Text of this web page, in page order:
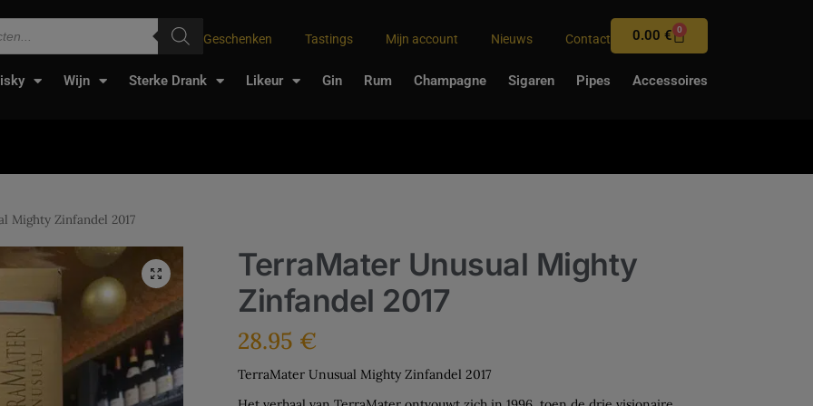
Geschenken Tastings Mijn account Nieuws Contact 0.00€ 0
Wijn Sterke Drank Likeur Gin Rum Champagne Sigaren Pipes Accessoires
Mighty Zinfandel 2017
TerraMater Unusual Mighty
Zinfandel 2017
28.95 €
TerraMater Unusual Mighty Zinfandel 2017